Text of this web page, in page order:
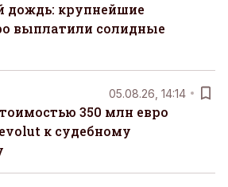
крупнейшие
выплатили солидные
05.08.26, 14:14
350 млн евро
к судебному